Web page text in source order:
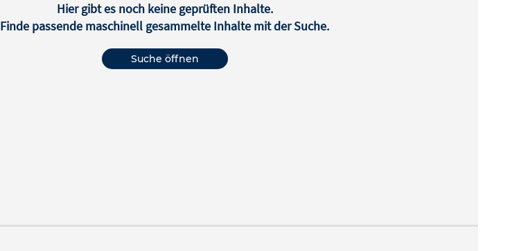
Hier gibt es noch keine geprüften Inhalte.
Finde passende maschinell gesammelte Inhalte mit der Suche.
Suche öffnen